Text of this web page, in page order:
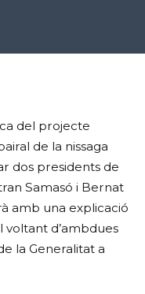
del projecte
de la nissaga
dos presidents de
Samasó i Bernat
amb una explicació
voltant d’ambdues
la Generalitat a